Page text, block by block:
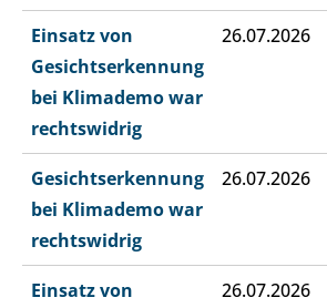
Einsatz von
Gesichtserkennung
bei Klimademo war
rechtswidrig
26.07.2026
Gesichtserkennung
bei Klimademo war
rechtswidrig
26.07.2026
Einsatz von
26.07.2026